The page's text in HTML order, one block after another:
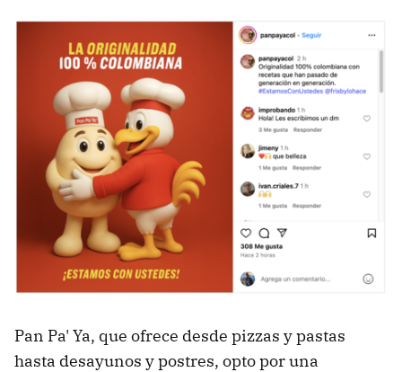
Pan Pa' Ya, que ofrece desde pizzas y pastas
hasta desayunos y postres, opto por una